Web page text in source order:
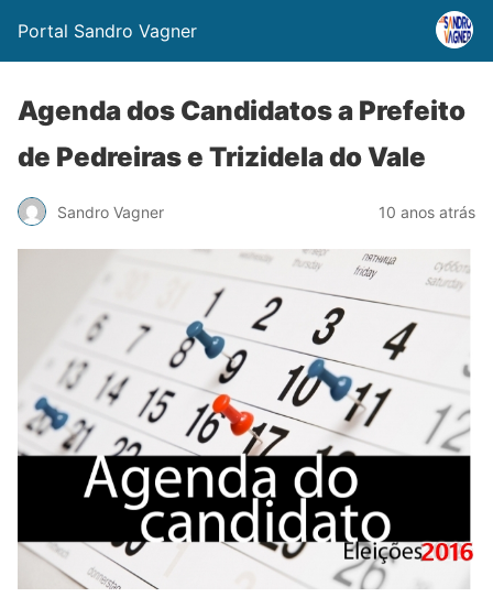
Portal Sandro Vagner
Agenda dos Candidatos a Prefeito
de Pedreiras e Trizidela do Vale
Sandro Vagner 10 anos atrás